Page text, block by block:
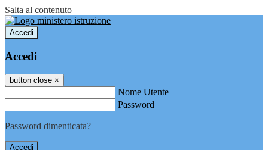
Salta al contenuto
Accedi
Accedi
button close ×
Nome Utente
Password
Password dimenticata?